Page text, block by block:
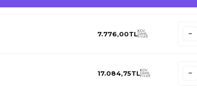
7.776,00TLKDV
DAHİL
FİYATI
17.084,75TLKDV
DAHİL
FİYATI